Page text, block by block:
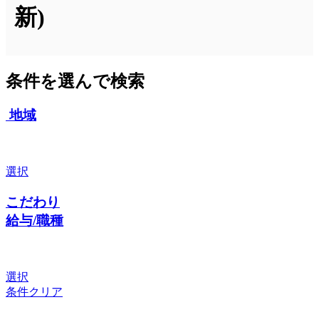
新)
条件を選んで検索
地域
選択
こだわり
給与/職種
選択
条件クリア